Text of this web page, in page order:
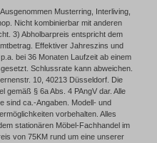
Musterring, Interliving,
Nicht kombinierbar mit anderen
3) Abholbarpreis entspricht dem
Effektiver Jahreszins und
bei 36 Monaten Laufzeit ab einem
Schlussrate kann abweichen.
10, 40213 Düsseldorf. Die
gemäß § 6a Abs. 4 PAngV dar. Alle
sind ca.-Angaben. Modell- und
vorbehalten. Alles
stationären Möbel-Fachhandel im
von 75KM rund um eine unserer